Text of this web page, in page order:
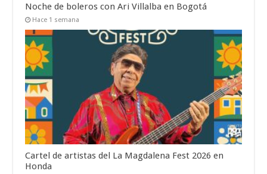
Noche de boleros con Ari Villalba en Bogotá
Hace 1 semana
Cartel de artistas del La Magdalena Fest 2026 en
Honda